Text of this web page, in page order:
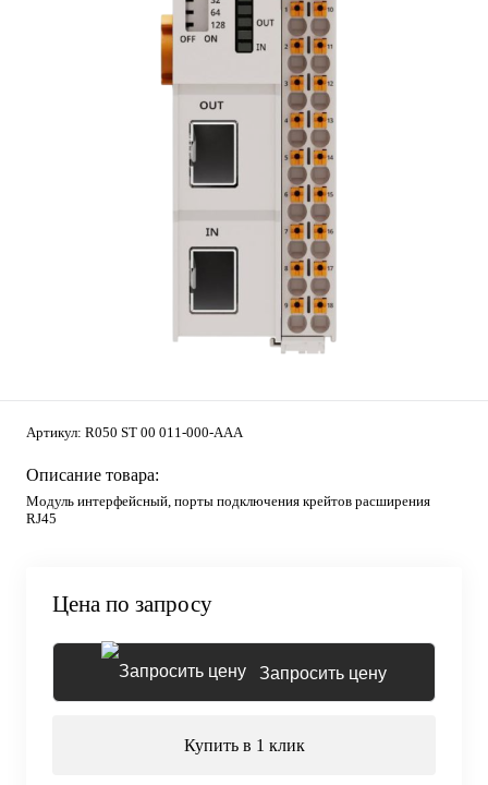
Артикул: R050 ST 00 011-000-AAA
Описание товара:
Модуль интерфейсный, порты подключения крейтов расширения
RJ45
Цена по запросу
Запросить цену
Купить в 1 клик